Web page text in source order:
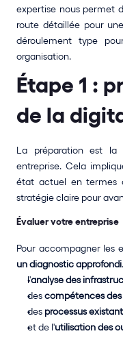
expertise nous permet
route détaillée pour
déroulement type
organisation.
Étape 1 :
de la
La préparation est la
entreprise. Cela
état actuel en termes
stratégie claire pour
Évaluer votre entreprise
un diagnostic approfondi
l'analyse des
des compétences
des processus
et de l'utilisation des